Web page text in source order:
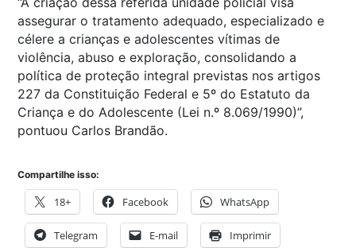
assegurar o tratamento adequado, especializado e
célere a crianças e adolescentes vítimas de
violência, abuso e exploração, consolidando a
política de proteção integral previstas nos artigos
227 da Constituição Federal e 5º do Estatuto da
Criança e do Adolescente (Lei n.º 8.069/1990)”,
pontuou Carlos Brandão.
Compartilhe isso:
18+ Facebook WhatsApp
Telegram E-mail Imprimir